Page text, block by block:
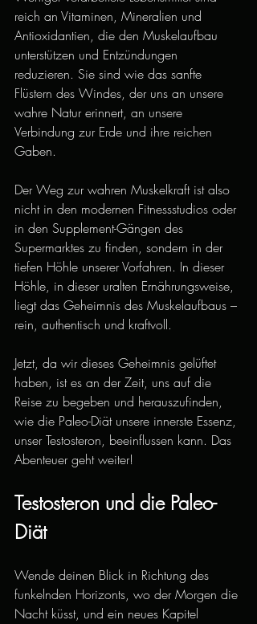
reich an Vitaminen, Mineralien und
Antioxidantien, die den Muskelaufbau
unterstützen und Entzündungen
reduzieren. Sie sind wie das sanfte
Flüstern des Windes, der uns an unsere
wahre Natur erinnert, an unsere
Verbindung zur Erde und ihre reichen
Gaben.
Der Weg zur wahren Muskelkraft ist also
nicht in den modernen Fitnessstudios oder
in den Supplement-Gängen des
Supermarktes zu finden, sondern in der
tiefen Höhle unserer Vorfahren. In dieser
Höhle, in dieser uralten Ernährungsweise,
liegt das Geheimnis des Muskelaufbaus –
rein, authentisch und kraftvoll.
Jetzt, da wir dieses Geheimnis gelüftet
haben, ist es an der Zeit, uns auf die
Reise zu begeben und herauszufinden,
wie die Paleo-Diät unsere innerste Essenz,
unser Testosteron, beeinflussen kann. Das
Abenteuer geht weiter!
Testosteron und die Paleo-
Diät
Wende deinen Blick in Richtung des
funkelnden Horizonts, wo der Morgen die
Nacht küsst, und ein neues Kapitel